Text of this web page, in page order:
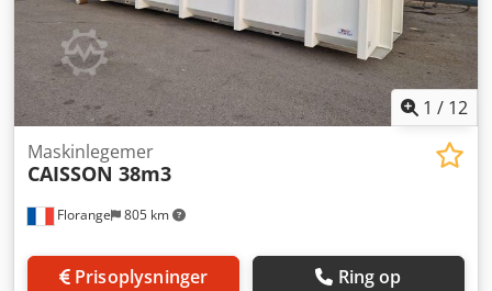
1 / 12
Florange 805 km
Maskinlegemer
CAISSON 38m3
Prisoplysninger Ring op